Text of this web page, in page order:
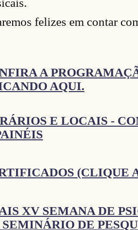
felizes em contar
A
AQUI.
E LOCAIS -
(CLIQUE
XV SEMANA DE
DE